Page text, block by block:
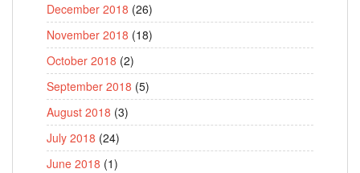
December 2018 (26)
November 2018 (18)
October 2018 (2)
September 2018 (5)
August 2018 (3)
July 2018 (24)
June 2018 (1)